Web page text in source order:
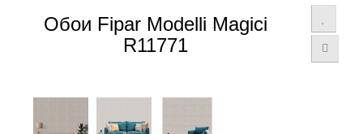
Обои Fipar Modelli Magici
R11771